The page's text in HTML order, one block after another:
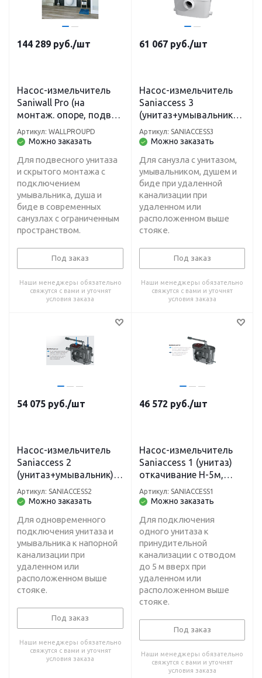
144 289 руб./шт
Насос-измельчитель
Saniwall Pro (на
монтаж. опоре, подвес.
унитаз+умывальник+д
уш+биде) H-5 м, L-40 м
Можно заказать
Артикул: WALLPROUPD
Для подвесного унитаза
и скрытого монтажа с
подключением
умывальника, душа и
биде в современных
санузлах с ограниченным
пространством.
Под заказ
Наши менеджеры обязательно
свяжутся с вами и уточнят
условия заказа
61 067 руб./шт
Насос-измельчитель
Saniaccess 3
(унитаз+умывальник+д
уш+биде) откачивание
H-5м, L100 м
Можно заказать
Артикул: SANIACCESS3
Для санузла с унитазом,
умывальником, душем и
биде при удаленной
канализации при
удаленном или
расположенном выше
стояке.
Под заказ
Наши менеджеры обязательно
свяжутся с вами и уточнят
условия заказа
54 075 руб./шт
Насос-измельчитель
Saniaccess 2
(унитаз+умывальник)
откачивание H-5м,
L100 м
Можно заказать
Артикул: SANIACCESS2
Для одновременного
подключения унитаза и
умывальника к напорной
канализации при
удаленном или
расположенном выше
стояке.
Под заказ
Наши менеджеры обязательно
свяжутся с вами и уточнят
условия заказа
46 572 руб./шт
Насос-измельчитель
Saniaccess 1 (унитаз)
откачивание H-5м,
L100 м
Можно заказать
Артикул: SANIACCESS1
Для подключения
одного унитаза к
принудительной
канализации с отводом
до 5 м вверх при
удаленном или
расположенном выше
стояке.
Под заказ
Наши менеджеры обязательно
свяжутся с вами и уточнят
условия заказа